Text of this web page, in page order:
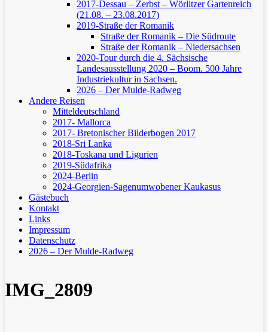
2017-Dessau – Zerbst – Wörlitzer Gartenreich
(21.08. – 23.08.2017)
2019-Straße der Romanik
Straße der Romanik – Die Südroute
Straße der Romanik – Niedersachsen
2020-Tour durch die 4. Sächsische
Landesausstellung 2020 – Boom. 500 Jahre
Industriekultur in Sachsen.
2026 – Der Mulde-Radweg
Andere Reisen
Mitteldeutschland
2017- Mallorca
2017- Bretonischer Bilderbogen 2017
2018-Sri Lanka
2018-Toskana und Ligurien
2019-Südafrika
2024-Berlin
2024-Georgien-Sagenumwobener Kaukasus
Gästebuch
Kontakt
Links
Impressum
Datenschutz
2026 – Der Mulde-Radweg
IMG_2809